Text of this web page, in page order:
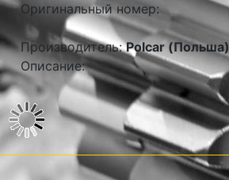
Оригинальный номер:
Производитель:Polcar (Польша)
Описание: